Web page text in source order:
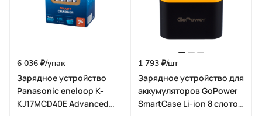
6 036 ₽/упак
Зарядное устройство
Panasonic eneloop K-
KJ17MCD40E Advanced
1 793 ₽/шт
Зарядное устройство для
аккумуляторов GoPower
SmartCase Li-ion 8 слотов